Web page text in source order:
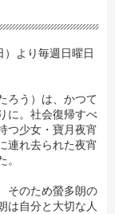
より毎週日曜日
ろう）は、かつて
に。社会復帰すべ
つ少女・寶月夜宵
連れ去られた夜宵
そのため螢多朗の
は自分と大切な人